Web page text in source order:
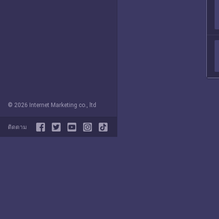
© 2026 Internet Marketing co., ltd
ติดตาม